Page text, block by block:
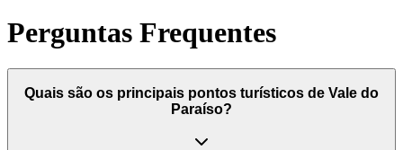
Perguntas Frequentes
Quais são os principais pontos turísticos de Vale do
Paraíso?